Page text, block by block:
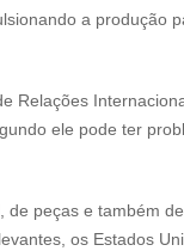
a produção
Relações
ele pode ter
de peças e também
os Estados